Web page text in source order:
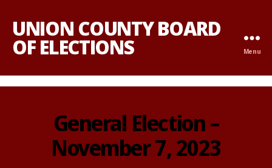
UNION COUNTY BOARD
OF ELECTIONS Menu
General Election –
November 7, 2023